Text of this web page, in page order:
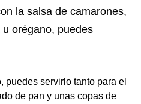
la salsa de camarones,
orégano, puedes
puedes servirlo tanto para el
de pan y unas copas de